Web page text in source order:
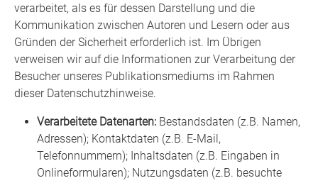
verarbeitet, als es für dessen Darstellung und die
Kommunikation zwischen Autoren und Lesern oder aus
Gründen der Sicherheit erforderlich ist. Im Übrigen
verweisen wir auf die Informationen zur Verarbeitung der
Besucher unseres Publikationsmediums im Rahmen
dieser Datenschutzhinweise.
Verarbeitete Datenarten: Bestandsdaten (z.B. Namen,
Adressen); Kontaktdaten (z.B. E-Mail,
Telefonnummern); Inhaltsdaten (z.B. Eingaben in
Onlineformularen); Nutzungsdaten (z.B. besuchte